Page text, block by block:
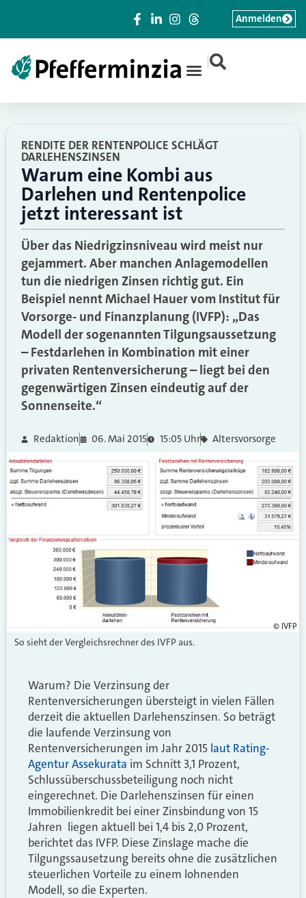
|
Anmelden
RENDITE DER RENTENPOLICE SCHLÄGT
DARLEHENSZINSEN
Warum eine Kombi aus
Darlehen und Rentenpolice
jetzt interessant ist
Über das Niedrigzinsniveau wird meist nur
gejammert. Aber manchen Anlagemodellen
tun die niedrigen Zinsen richtig gut. Ein
Beispiel nennt Michael Hauer vom Institut für
Vorsorge- und Finanzplanung (IVFP): „Das
Modell der sogenannten Tilgungsaussetzung
– Festdarlehen in Kombination mit einer
privaten Rentenversicherung – liegt bei den
gegenwärtigen Zinsen eindeutig auf der
Sonnenseite.“
Redaktion 06. Mai 2015 15:05 Uhr Altersvorsorge
© IVFP
So sieht der Vergleichsrechner des IVFP aus.
Warum? Die Verzinsung der
Rentenversicherungen übersteigt in vielen Fällen
derzeit die aktuellen Darlehenszinsen. So beträgt
die laufende Verzinsung von
Rentenversicherungen im Jahr 2015 laut Rating-
Agentur Assekurata im Schnitt 3,1 Prozent,
Schlussüberschussbeteiligung noch nicht
eingerechnet. Die Darlehenszinsen für einen
Immobilienkredit bei einer Zinsbindung von 15
Jahren liegen aktuell bei 1,4 bis 2,0 Prozent,
berichtet das IVFP. Diese Zinslage mache die
Tilgungssausetzung bereits ohne die zusätzlichen
steuerlichen Vorteile zu einem lohnenden
Modell, so die Experten.